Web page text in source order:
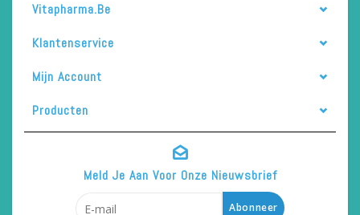
Vitapharma.be
Klantenservice
Mijn Account
Producten
Meld Je Aan Voor Onze Nieuwsbrief
Abonneer